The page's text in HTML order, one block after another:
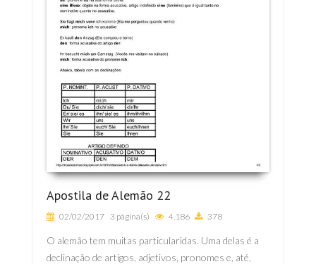
Apostila de Alemão 22
02/02/2017 3 página(s) 4.186 378
O alemão tem muitas particularidas. Uma delas é a
declinação de artigos, adjetivos, pronomes e, até,